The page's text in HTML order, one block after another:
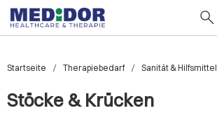
Startseite Therapiebedarf Sanität & Hilfsmittel
Stöcke & Krücken